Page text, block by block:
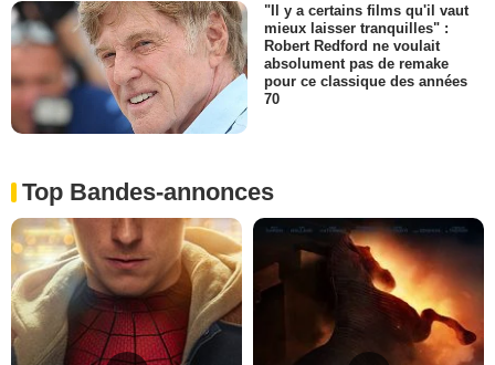
"Il y a certains films qu'il vaut
mieux laisser tranquilles" :
Robert Redford ne voulait
absolument pas de remake
pour ce classique des années
70
Top Bandes-annonces